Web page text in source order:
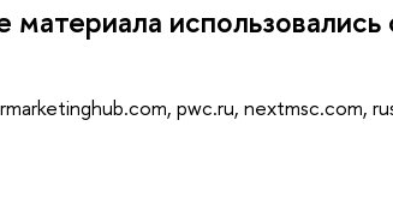
материала
pwc.ru, nextmsc.com,